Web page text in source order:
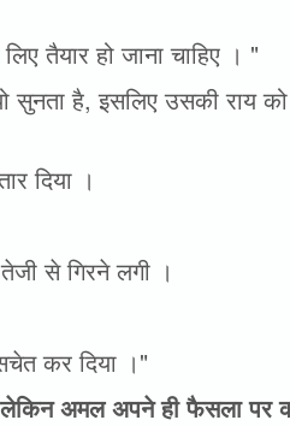
तैयार हो जाना चाहिए । "
सुनता है, इसलिए उसकी राय
दिया ।
से गिरने लगी ।
कर दिया ।"
अमल अपने ही फैसला पर